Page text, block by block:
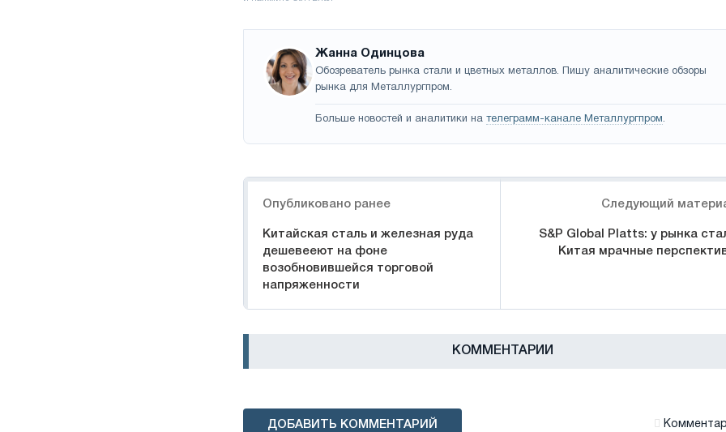
Жанна Одинцова
Обозреватель рынка стали и цветных металлов. Пишу аналитические обзоры
рынка для Металлургпром.
Больше новостей и аналитики на телеграмм-канале Металлургпром.
Опубликовано ранее
Китайская сталь и железная руда
дешевееют на фоне
возобновившейся торговой
напряженности
Следующий
S&P Global Platts: у рынка
Китая мрачные
КОММЕНТАРИИ
ДОБАВИТЬ КОММЕНТАРИЙ